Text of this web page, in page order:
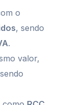
o
, sendo
.
valor,